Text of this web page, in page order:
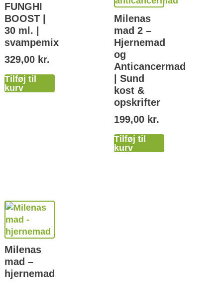
FUNGHI
BOOST |
30 ml. |
svampemix
329,00 kr.
Tilføj til
kurv
Milenas
mad 2 –
Hjernemad
og
Anticancermad
| Sund
kost &
opskrifter
199,00 kr.
Tilføj til
kurv
Milenas
mad –
hjernemad